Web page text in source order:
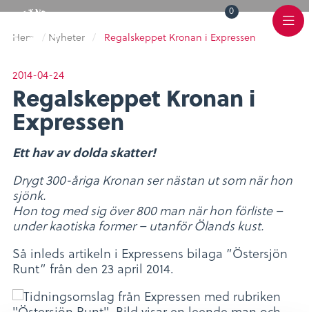
Varukorg
0 Toggle
Scheme
Meny
Hem / Nyheter / Regalskeppet Kronan i Expressen
2014-04-24
Regalskeppet Kronan i
Expressen
Ett hav av dolda skatter!
Drygt 300-åriga Kronan ser nästan ut som när hon
sjönk.
Hon tog med sig över 800 man när hon förliste –
under kaotiska former – utanför Ölands kust.
Så inleds artikeln i Expressens bilaga ”Östersjön
Runt” från den 23 april 2014.